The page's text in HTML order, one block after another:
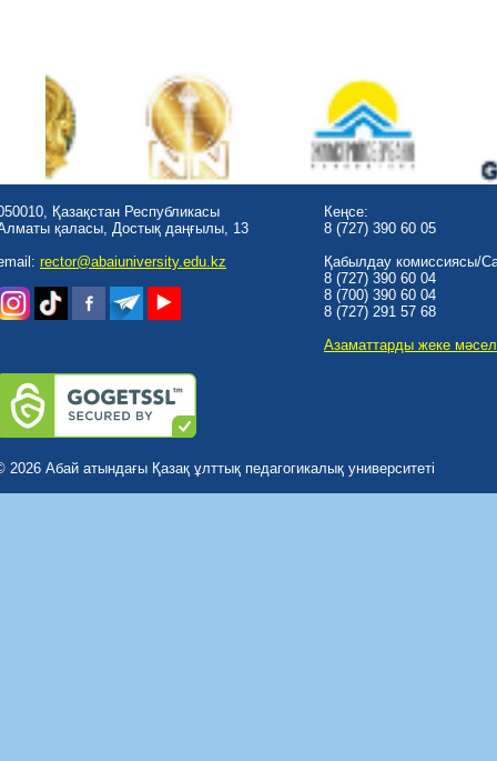
Қазақстан Республикасы
қаласы, Достық даңғылы, 13
rector@abaiuniversity.edu.kz
Кеңсе:
8 (727) 390 60 05
Қабылдау комиссиясы/
8 (727) 390 60 04
8 (700) 390 60 04
8 (727) 291 57 68
Азаматтарды жеке
2026 Абай атындағы Қазақ ұлттық педагогикалық университеті